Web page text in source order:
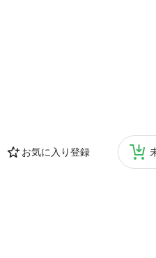
お気に入り登録